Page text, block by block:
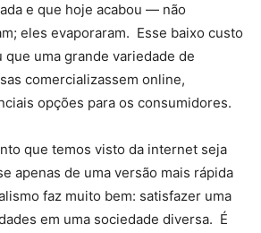
e que hoje acabou — não
eles evaporaram. Esse baixo custo
uma grande variedade de
comercializassem online,
opções para os consumidores.
que temos visto da internet seja
apenas de uma versão mais rápida
faz muito bem: satisfazer uma
em uma sociedade diversa. É